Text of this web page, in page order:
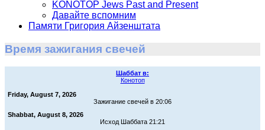
KONOTOP Jews Past and Present
Давайте вспомним
Памяти Григория Айзенштата
Время зажигания свечей
Шаббат в:
Конотоп
Friday, August 7, 2026
Зажигание свечей в 20:06
Shabbat, August 8, 2026
Исход Шаббата 21:21